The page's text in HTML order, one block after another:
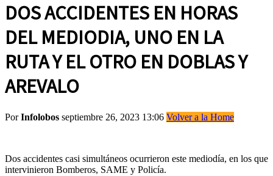
DOS ACCIDENTES EN HORAS
DEL MEDIODIA, UNO EN LA
RUTA Y EL OTRO EN DOBLAS Y
AREVALO
PorInfolobos septiembre 26, 2023 13:06 Volver a la Home
Dos accidentes casi simultáneos ocurrieron este mediodía, en los que
intervinieron Bomberos, SAME y Policía.